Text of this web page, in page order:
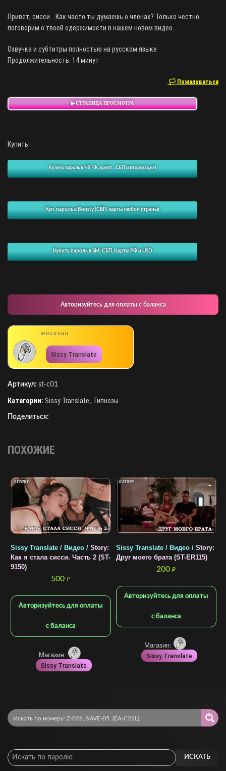
Привет, сисси… Как часто ты думаешь о членах? Только честно…
поговорим о твоей одержимости в нашем новом видео…
Озвучка и субтитры полностью на русском языке
Продолжительность: 14 минут
🏳 Пожаловаться
▶ СТРАНИЦА ПРОСМОТРА
Купить:
Купить пароль в NS: FK, крипт., СБП (авторизация)
Куп. пароль в Boosty (СБП, карты любой страны)
Купить пароль в SM: СБП, Карты РФ и USD
Авторизуйтесь для оплаты с баланса
магазин
Sissy Translate
Артикул: st-c01
Категории: Sissy Translate, Гипнозы
Поделиться:
ПОХОЖИЕ
Sissy Translate / Видео / Story:
Как я стала сисси. Часть 2 (ST-
9150)
500 ₽
Авторизуйтесь для оплаты
с баланса
Магазин:
Sissy Translate
Sissy Translate / Видео / Story:
Друг моего брата (ST-ER115)
200 ₽
Авторизуйтесь для оплаты
с баланса
Магазин:
Sissy Translate
ИСКАТЬ